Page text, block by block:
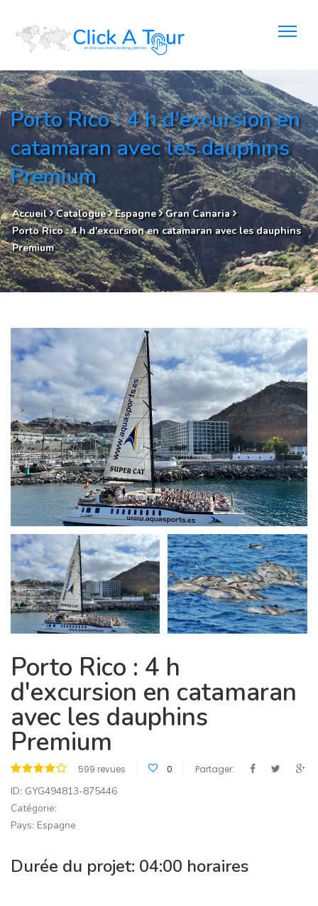
Porto Rico : 4 h d'excursion en
catamaran avec les dauphins
Premium
Accueil Catalogue Espagne Gran Canaria
Porto Rico : 4 h d'excursion en catamaran avec les dauphins
Premium
Porto Rico : 4 h
d'excursion en catamaran
avec les dauphins
Premium
599 revues 0 Partager:
ID: GYG494813-875446
Catégorie:
Pays: Espagne
Durée du projet: 04:00 horaires